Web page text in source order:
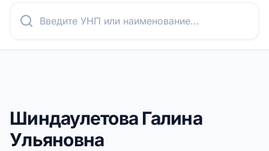
Шиндаулетова Галина
Ульяновна